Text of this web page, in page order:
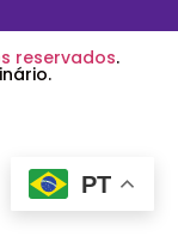
reservados.
PT